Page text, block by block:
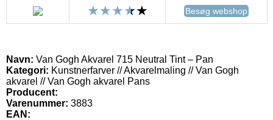
Besøg webshop
Navn: Van Gogh Akvarel 715 Neutral Tint – Pan
Kategori: Kunstnerfarver // Akvarelmaling // Van Gogh
akvarel // Van Gogh akvarel Pans
Producent:
Varenummer: 3883
EAN: